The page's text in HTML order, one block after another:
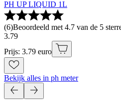
PH UP LIQUID 1L
(6)Beoordeeld met 4.7 van de 5
3.79
Prijs: 3.79 euro
Bekijk alles in ph meter